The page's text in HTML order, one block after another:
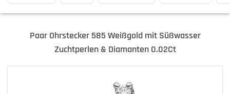
Paar Ohrstecker 585 Weißgold mit Süßwasser
Zuchtperlen & Diamanten 0.02Ct